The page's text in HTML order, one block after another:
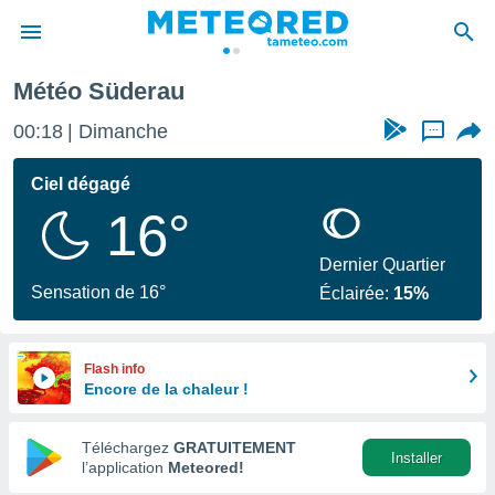
de
en
Météo Süderau
00:18 Dimanche ...
Ciel dégagé
16°
Sensation de 16°
Dernier Quartier
Éclairée: 15%
Flash info
Encore de la chaleur !
Téléchargez GRATUITEMENT
l’application Meteored!
Installer